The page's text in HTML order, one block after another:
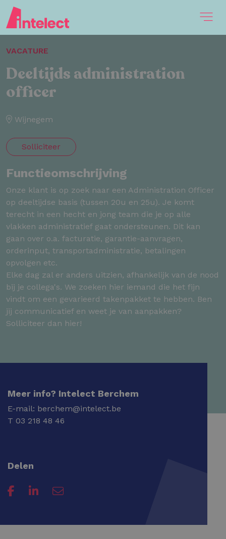
VACATURE
Deeltijds administration
officer
Wijnegem
Solliciteer
Functieomschrijving
Onze klant is op zoek naar een Administration Officer
op deeltijdse basis (tussen 20u en 25u). Je komt
terecht in een hecht en jong team die je op alle
vlakken administratief gaat ondersteunen. Dit kan
gaan over o.a. facturatie, garantie-aanvragen,
orderinput, transportadministratie, betalingen
opvolgen etc.
Elke dag zal er anders uitzien, afhankelijk van de nood
bij je collega's. We zoeken hier iemand die het fijn
vindt om een gevarieerd takenpakket te hebben. Ben
jij communicatief en weet je van aanpakken?
Solliciteer dan hier!
Meer info? Intelect Berchem
E-mail: berchem@intelect.be
T 03 218 48 46
Delen